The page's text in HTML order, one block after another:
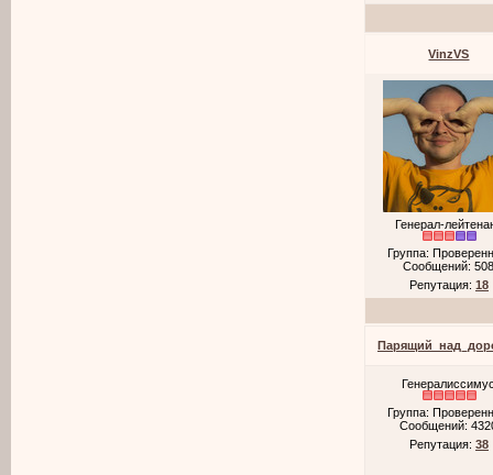
VinzVS
Генерал-
Группа:
Сообщений:
Репутация: 18
Группа:
Сообщений:
Репутация: 38